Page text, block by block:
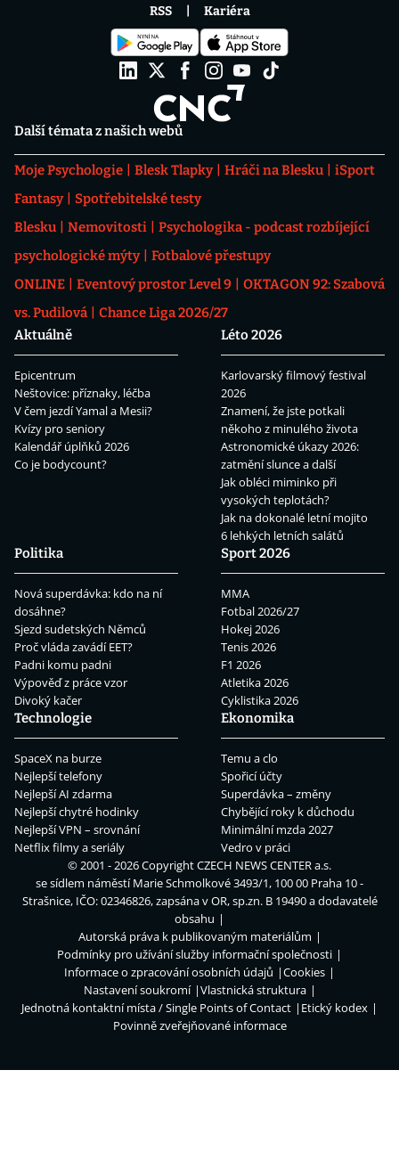
Další témata z našich webů
Moje Psychologie Blesk Tlapky Hráči na Blesku
iSport
Fantasy
Spotřebitelské testy
Blesku
Nemovitosti
Psychologika - podcast rozbíjející
psychologické mýty
Fotbalové přestupy
ONLINE
Eventový prostor Level 9
OKTAGON 92: Szabová
vs. Pudilová
Chance Liga 2026/27
Aktuálně
Epicentrum
Neštovice: příznaky, léčba
V čem jezdí Yamal a Mesii?
Kvízy pro seniory
Kalendář úplňků 2026
Co je bodycount?
Léto 2026
Karlovarský filmový festival
2026
Znamení, že jste potkali
někoho z minulého života
Astronomické úkazy 2026:
zatmění slunce a další
Jak obléci miminko při
vysokých teplotách?
Jak na dokonalé letní mojito
6 lehkých letních salátů
Politika
Nová superdávka: kdo na ní
dosáhne?
Sjezd sudetských Němců
Proč vláda zavádí EET?
Padni komu padni
Výpověď z práce vzor
Divoký kačer
Sport 2026
MMA
Fotbal 2026/27
Hokej 2026
Tenis 2026
F1 2026
Atletika 2026
Cyklistika 2026
Technologie
SpaceX na burze
Nejlepší telefony
Nejlepší AI zdarma
Nejlepší chytré hodinky
Nejlepší VPN – srovnání
Netflix filmy a seriály
Ekonomika
Temu a clo
Spořicí účty
Superdávka – změny
Chybějící roky k důchodu
Minimální mzda 2027
Vedro v práci
RSS Kariéra
© 2001 - 2026 CopyrightCZECH NEWS CENTER a.s.
se sídlem náměstí Marie Schmolkové 3493/1, 100 00 Praha 10 -
Strašnice, IČO: 02346826, zapsána v OR, sp.zn. B 19490 a dodavatelé
obsahu
Autorská práva k publikovaným materiálům
Podmínky pro užívání služby informační společnosti
Informace o zpracování osobních údajů
Cookies
Nastavení soukromí
Vlastnická struktura
Jednotná kontaktní místa / Single Points of Contact
Etický kodex
Povinně zveřejňované informace